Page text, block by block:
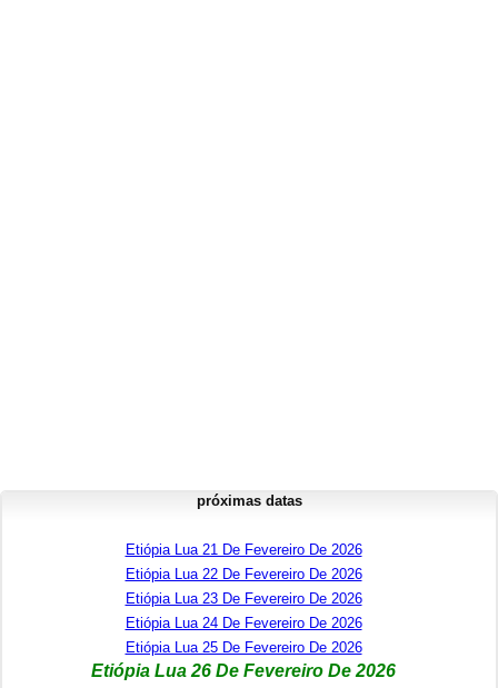
próximas datas
Etiópia Lua 21 De Fevereiro De 2026
Etiópia Lua 22 De Fevereiro De 2026
Etiópia Lua 23 De Fevereiro De 2026
Etiópia Lua 24 De Fevereiro De 2026
Etiópia Lua 25 De Fevereiro De 2026
Etiópia Lua 26 De Fevereiro De 2026